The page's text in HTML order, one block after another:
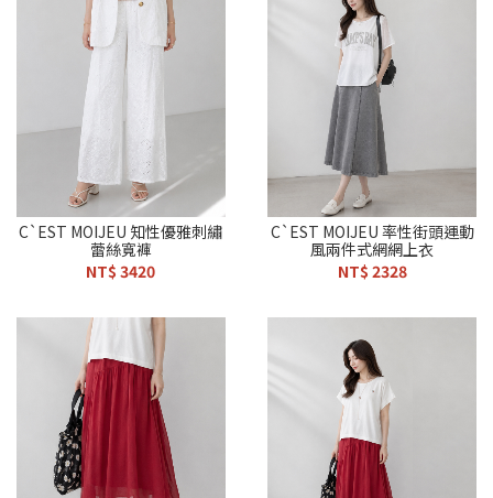
C`EST MOIJEU 知性優雅刺繡
蕾絲寬褲
NT$ 3420
C`EST MOIJEU 率性街頭運動
風兩件式網網上衣
NT$ 2328